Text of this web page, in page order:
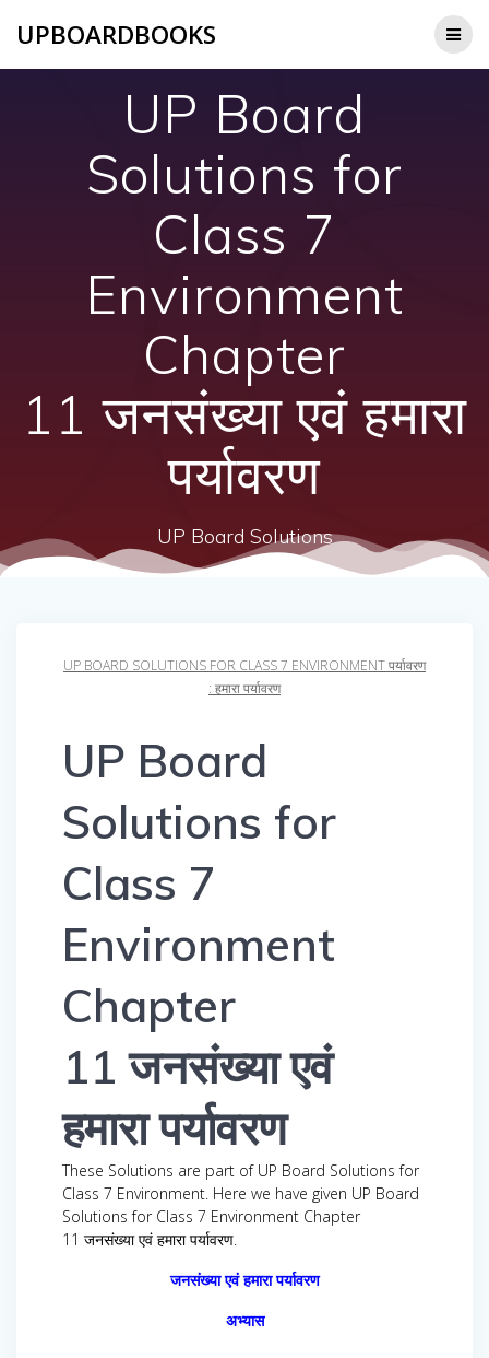
UPBOARDBOOKS
UP Board
Solutions for
Class 7
Environment
Chapter
11 जनसंख्या एवं हमारा
पर्यावरण
UP Board Solutions
UP BOARD SOLUTIONS FOR CLASS 7 ENVIRONMENT पर्यावरण
: हमारा पर्यावरण
UP Board
Solutions for
Class 7
Environment
Chapter
11 जनसंख्या एवं
हमारा पर्यावरण
These Solutions are part of UP Board Solutions for
Class 7 Environment. Here we have given UP Board
Solutions for Class 7 Environment Chapter
11 जनसंख्या एवं हमारा पर्यावरण.
जनसंख्या एवं हमारा पर्यावरण
अभ्यास